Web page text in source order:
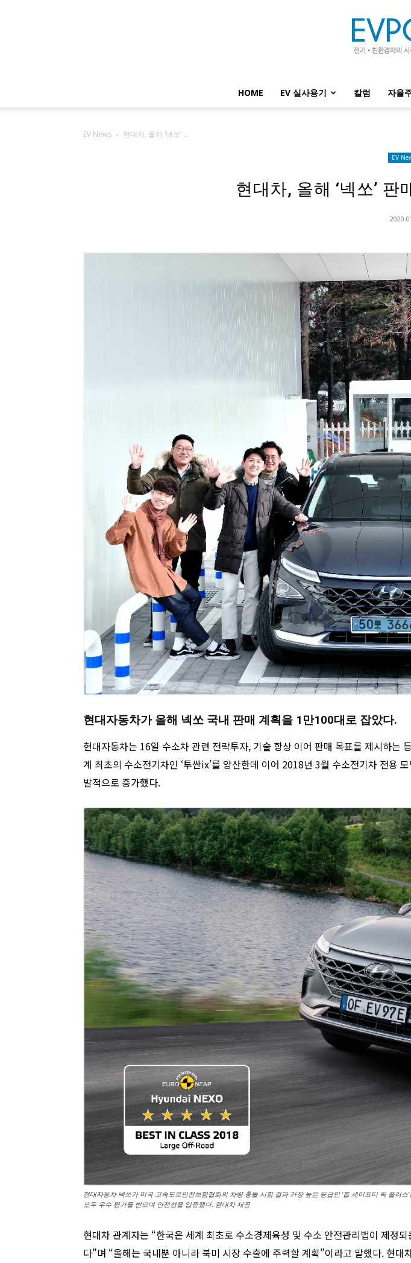
HOME EV 실사용기 칼럼 자율
EV News 현대차, 올해 ‘넥쏘’ ...
EV
현대차, 올해 ‘넥쏘’
현대자동차가 올해 넥쏘 국내 판매 계획을 1만100대로 잡았다.
현대자동차는 16일 수소차 관련 전략투자, 기술 향상 이어 판매 목표를 제시하는
계 최초의 수소전기차인 ‘투싼ix’를 양산한데 이어 2018년 3월 수소전기차 전
발적으로 증가했다.
현대자동차 넥쏘가 미국 고속도로안전보험협회의 차량 충돌 시험 결과 가장 높은 등급인 ‘톱 세이프티 픽 플러
모두 우수 평가를 받으며 안전성을 입증했다. 현대차 제공
현대차 관계자는 “한국은 세계 최초로 수소경제육성 및 수소 안전관리법이 제정
다”며 “올해는 국내뿐 아니라 북미 시장 수출에 주력할 계획”이라고 말했다. 현